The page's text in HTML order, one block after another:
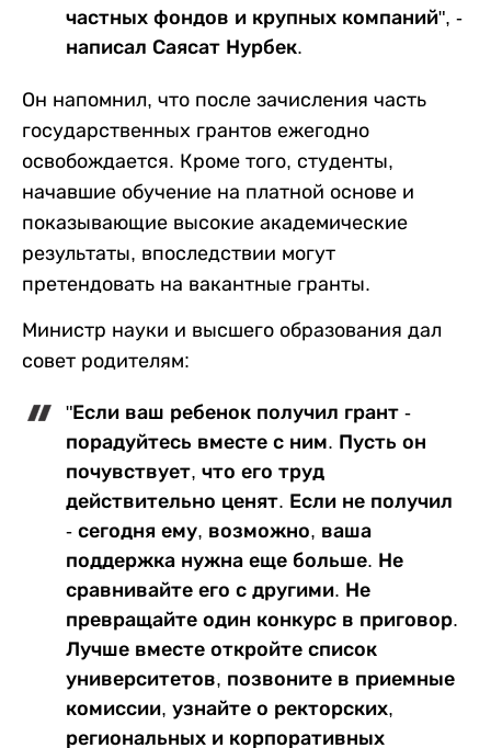
частных фондов и крупных компаний", -
написал Саясат Нурбек.
Он напомнил, что после зачисления часть
государственных грантов ежегодно
освобождается. Кроме того, студенты,
начавшие обучение на платной основе и
показывающие высокие академические
результаты, впоследствии могут
претендовать на вакантные гранты.
Министр науки и высшего образования дал
совет родителям:
"Если ваш ребенок получил грант -
порадуйтесь вместе с ним. Пусть он
почувствует, что его труд
действительно ценят. Если не получил
- сегодня ему, возможно, ваша
поддержка нужна еще больше. Не
сравнивайте его с другими. Не
превращайте один конкурс в приговор.
Лучше вместе откройте список
университетов, позвоните в приемные
комиссии, узнайте о ректорских,
региональных и корпоративных